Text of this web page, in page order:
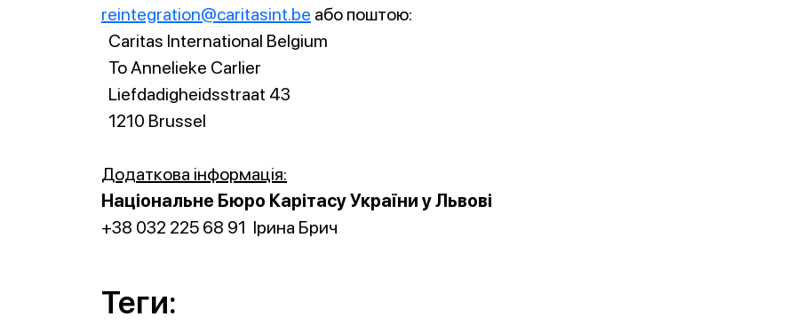
reintegration@caritasint.be або поштою:
Caritas International Belgium
To Annelieke Carlier
Liefdadigheidsstraat 43
1210 Brussel
Додаткова інформація:
Національне Бюро Карітасу України у Львові
+38 032 225 68 91 Ірина Брич
Теги: